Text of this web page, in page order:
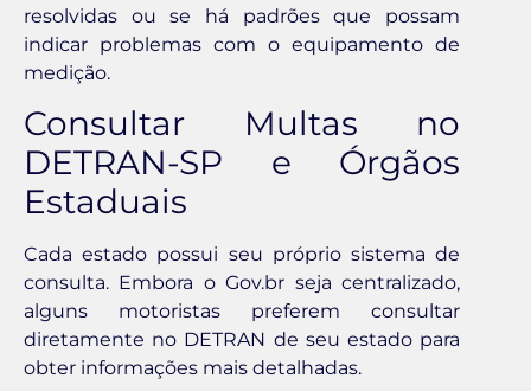
resolvidas ou se há padrões que possam
indicar problemas com o equipamento de
medição.
Consultar Multas no
DETRAN-SP e Órgãos
Estaduais
Cada estado possui seu próprio sistema de
consulta. Embora o Gov.br seja centralizado,
alguns motoristas preferem consultar
diretamente no DETRAN de seu estado para
obter informações mais detalhadas.